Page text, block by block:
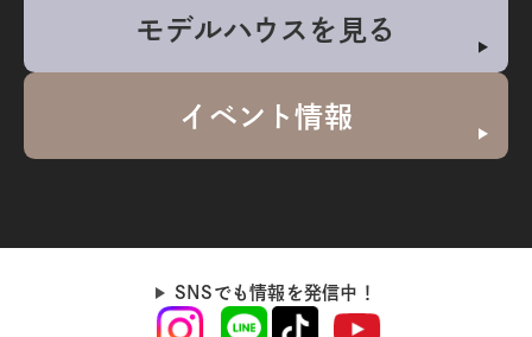
モデルハウスを見る
イベント情報
SNSでも情報を発信中！